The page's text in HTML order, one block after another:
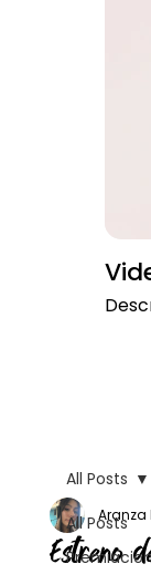
All Posts
All Posts
Estreno